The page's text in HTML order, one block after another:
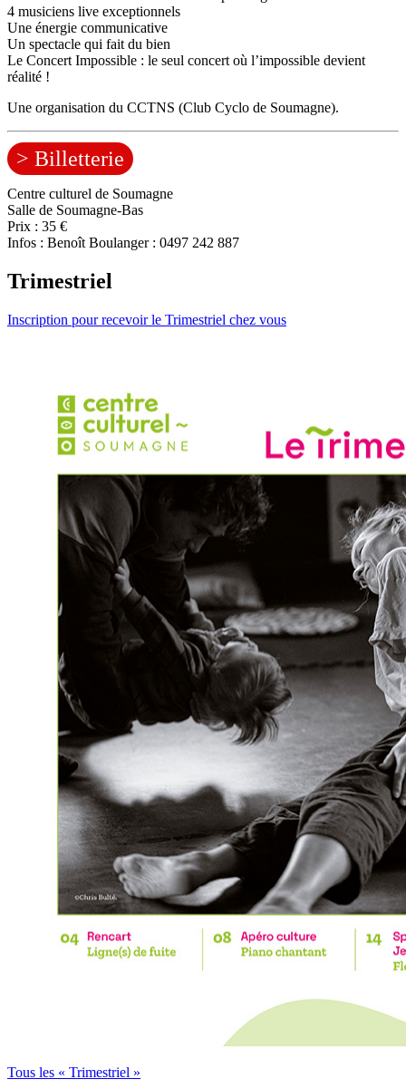
4 musiciens live exceptionnels
Une énergie communicative
Un spectacle qui fait du bien
Le Concert Impossible : le seul concert où l’impossible devient
réalité !
Une organisation du CCTNS (Club Cyclo de Soumagne).
> Billetterie
Centre culturel de Soumagne
Salle de Soumagne-Bas
Prix : 35 €
Infos : Benoît Boulanger : 0497 242 887
Trimestriel
Inscription pour recevoir le Trimestriel chez vous
Tous les « Trimestriel »